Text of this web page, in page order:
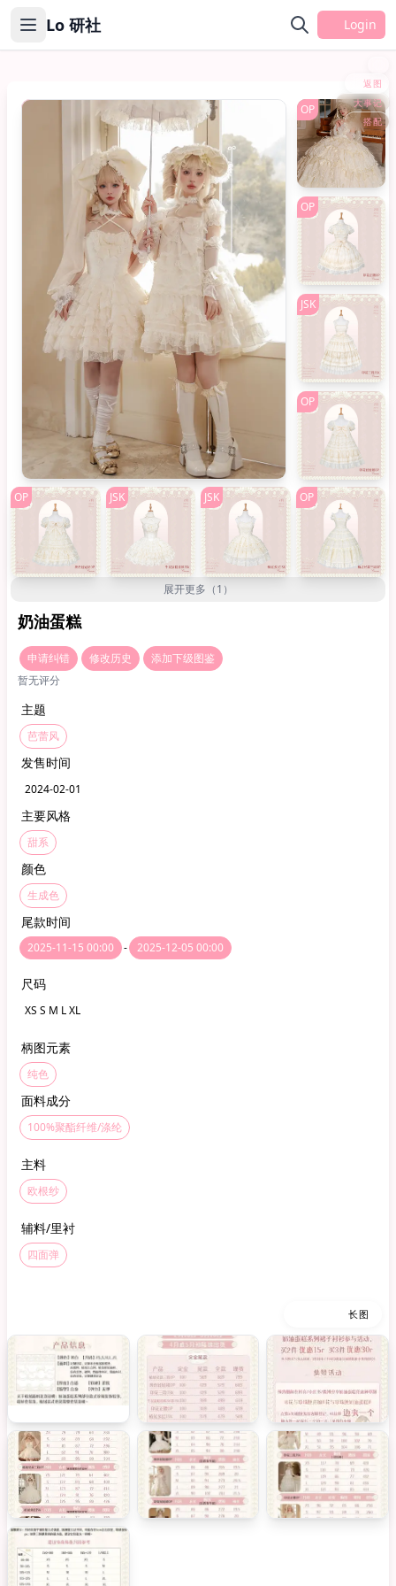
Lo 研社 Login
返图
大事记
搭配
OP
OP
JSK
OP
OP JSK JSK OP
展开更多（1）
奶油蛋糕
申请纠错 修改历史 添加下级图鉴
暂无评分
主题
芭蕾风
发售时间
2024-02-01
主要风格
甜系
颜色
生成色
尾款时间
2025-11-15 00:00 - 2025-12-05 00:00
尺码
XS S M L XL
柄图元素
纯色
面料成分
100%聚酯纤维/涤纶
主料
欧根纱
辅料/里衬
四面弹
长图